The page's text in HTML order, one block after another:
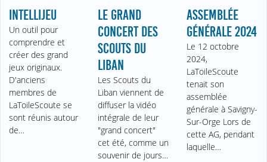
INTELLIJEU
Un outil pour
comprendre et
créer des grand
jeux originaux.
D'anciens
membres de
LaToileScoute se
sont réunis autour
de…
LE GRAND
CONCERT DES
SCOUTS DU
LIBAN
Les Scouts du
Liban viennent de
diffuser la vidéo
intégrale de leur
"grand concert"
cet été, comme un
souvenir de jours…
ASSEMBLÉE
GÉNÉRALE 2024
Le 12 octobre
2024,
LaToileScoute
tenait son
assemblée
générale à Savigny-
Sur-Orge Lors de
cette AG, pendant
laquelle…